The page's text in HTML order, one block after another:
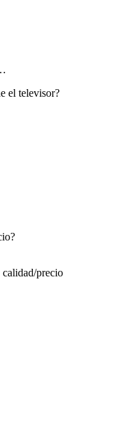
el televisor?
precio